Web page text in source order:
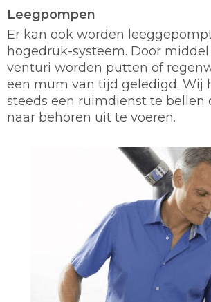
Leegpompen
Er kan ook worden
hogedruk-systeem. Door middel
venturi worden putten of
een mum van tijd geledigd. Wij
steeds een ruimdienst te bellen
naar behoren uit te voeren.